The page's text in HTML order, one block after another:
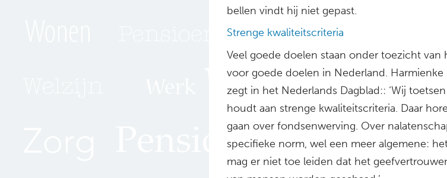
bellen vindt hij niet gepast.
Strenge kwaliteitscriteria
Veel goede doelen staan onder toezicht van
voor goede doelen in Nederland. Harmienke
zegt in het Nederlands Dagblad:: ‘Wij
houdt aan strenge kwaliteitscriteria. Daar
gaan over fondsenwerving. Over
specifieke norm, wel een meer algemene:
mag er niet toe leiden dat het